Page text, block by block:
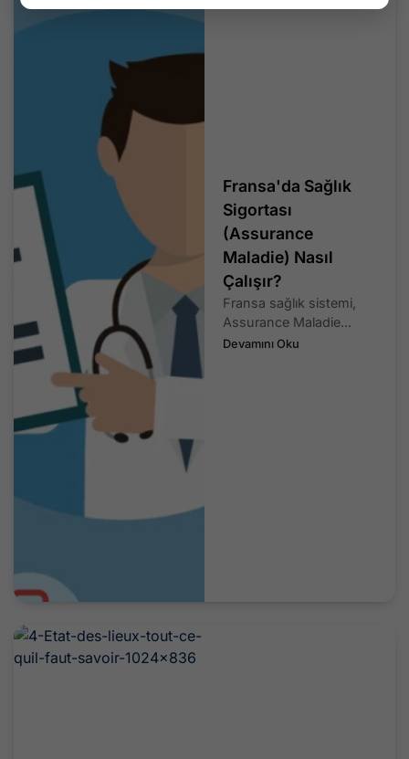
Fransa'da Sağlık
Sigortası
(Assurance
Maladie) Nasıl
Çalışır?
Fransa sağlık sistemi,
Assurance Maladie...
Devamını Oku